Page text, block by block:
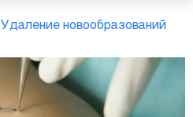
Удаление новообразований